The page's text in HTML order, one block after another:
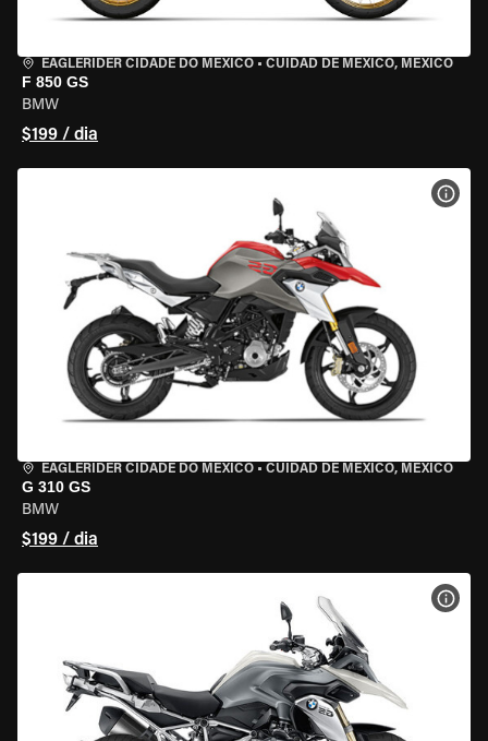
EAGLERIDER CIDADE DO MÉXICO • CUIDAD DE MEXICO, MEXICO
F 850 GS
BMW
$199 / dia
EAGLERIDER CIDADE DO MÉXICO • CUIDAD DE MEXICO, MEXICO
G 310 GS
BMW
$199 / dia
VER
VER